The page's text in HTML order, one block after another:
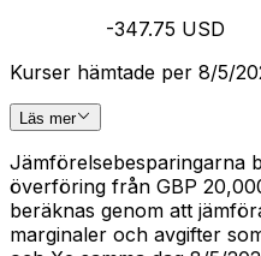
-347.75 USD
Kurser hämtade per 8/5/
Läs mer
Jämförelsebesparingarna
överföring från GBP
beräknas genom att
marginaler och avgifter